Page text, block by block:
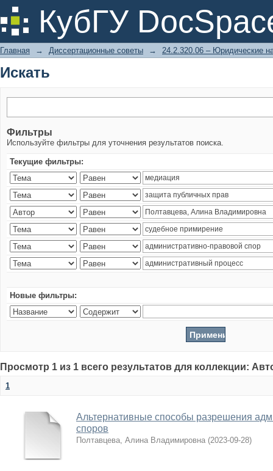
КубГУ
Искать
Главная → Диссертационные советы → 24.2.320.06 – Юридические
Искать
Фильтры
Используйте фильтры для уточнения результатов поиска.
Текущие фильтры:
Новые фильтры:
Просмотр 1 из 1 всего результатов для коллекции:
1
Альтернативные способы разрешения
споров
Полтавцева, Алина Владимировна (2023-09-28)